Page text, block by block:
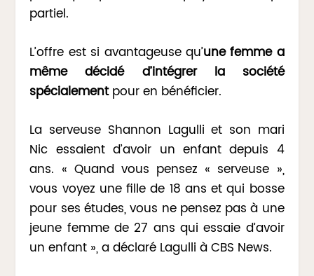
partiel.
L’offre est si avantageuse qu’une femme a
même décidé d’intégrer la société
spécialementpour en bénéficier.
La serveuse Shannon Lagulli et son mari
Nic essaient d’avoir un enfant depuis 4
ans. « Quand vous pensez « serveuse »,
vous voyez une fille de 18 ans et qui bosse
pour ses études, vous ne pensez pas à une
jeune femme de 27 ans qui essaie d’avoir
un enfant », a déclaré Lagulli à CBS News.